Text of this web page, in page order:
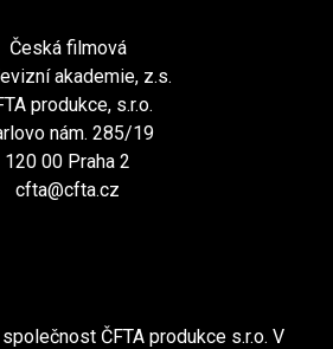
Česká filmová
akademie, z.s.
produkce, s.r.o.
nám. 285/19
120 00 Praha 2
cfta@cfta.cz
ČFTA produkce s.r.o. V